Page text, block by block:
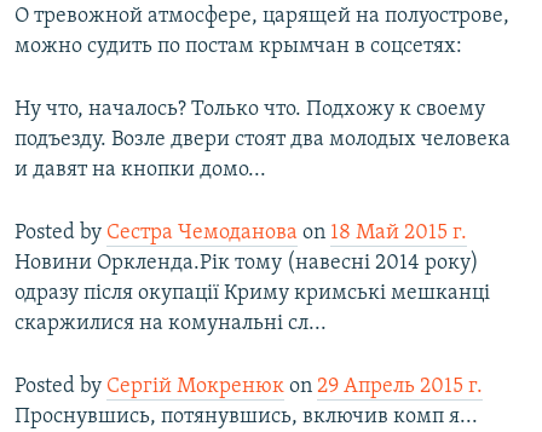
О тревожной атмосфере, царящей на полуострове,
можно судить по постам крымчан в соцсетях:
Ну что, началось? Только что. Подхожу к своему
подъезду. Возле двери стоят два молодых человека
и давят на кнопки домо...
Posted by Сестра Чемоданова on 18 Май 2015 г.
Новини Оркленда.Рік тому (навесні 2014 року)
одразу після окупації Криму кримські мешканці
скаржилися на комунальні сл...
Posted by Сергій Мокренюк on 29 Апрель 2015 г.
Проснувшись, потянувшись, включив комп я...